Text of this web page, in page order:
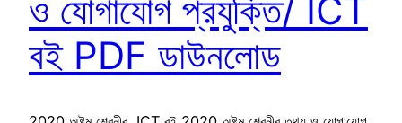
ও যোগাযোগ প্রযুক্তি/ ICT
বই PDF ডাউনলোড